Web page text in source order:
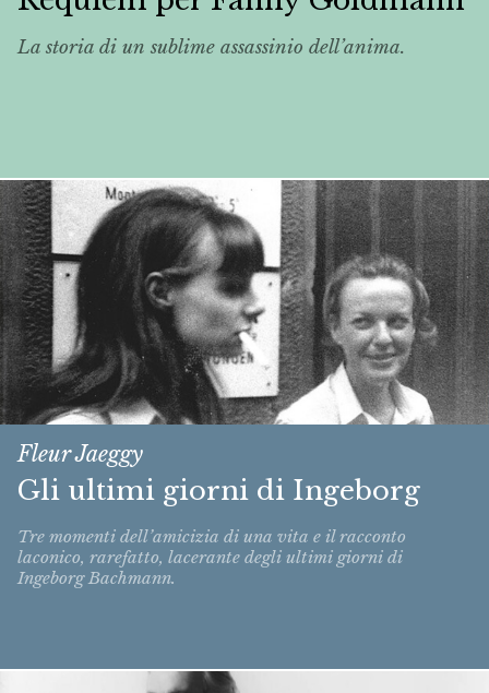
La storia di un sublime assassinio dell’anima.
Fleur Jaeggy
Gli ultimi giorni di Ingeborg
Tre momenti dell’amicizia di una vita e il racconto
laconico, rarefatto, lacerante degli ultimi giorni di
Ingeborg Bachmann.